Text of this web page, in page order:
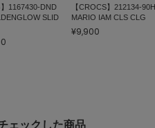
】1167430-DND
SLID
【CROCS】212134-90H
MARIO IAM CLS CLG
¥9,900
ェックした商品